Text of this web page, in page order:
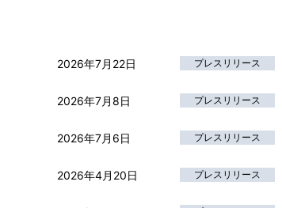
2026年7月22日 プレスリリース
2026年7月8日 プレスリリース
2026年7月6日 プレスリリース
2026年4月20日 プレスリリース